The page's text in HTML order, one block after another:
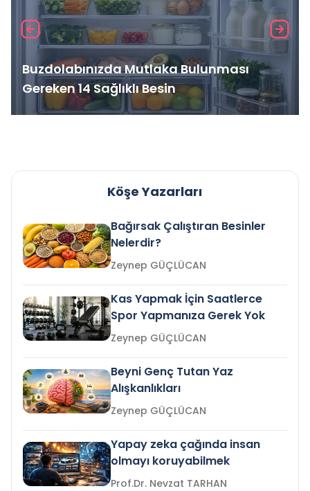
Buzdolabınızda Mutlaka Bulunması
Gereken 14 Sağlıklı Besin
Köşe Yazarları
Bağırsak Çalıştıran Besinler
Nelerdir?
Zeynep GÜÇLÜCAN
Kas Yapmak İçin Saatlerce
Spor Yapmanıza Gerek Yok
Zeynep GÜÇLÜCAN
Beyni Genç Tutan Yaz
Alışkanlıkları
Zeynep GÜÇLÜCAN
Yapay zeka çağında insan
olmayı koruyabilmek
Prof.Dr. Nevzat TARHAN